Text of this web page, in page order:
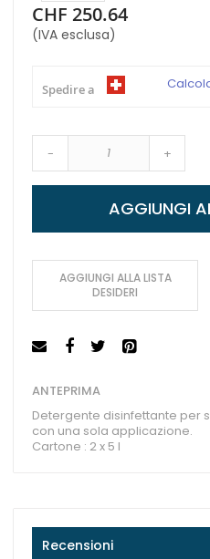
CHF 250.64
(IVA esclusa)
Spedire a
- +
AGGIUNGI
AGGIUNGI ALLA LISTA
DESIDERI
ANTEPRIMA
Detergente disinfettante per
con una sola applicazione.
Cartone : 2 x 5 l
Recensioni